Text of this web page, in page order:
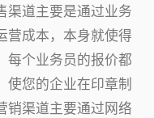
渠道主要是通过业务
营成本，本身就使得
每个业务员的报价都
使您的企业在印章制
销渠道主要通过网络